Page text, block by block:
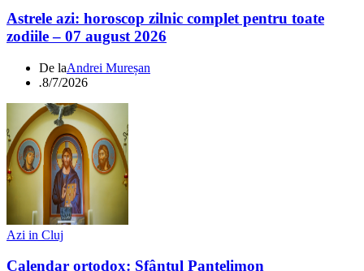
Astrele azi: horoscop zilnic complet pentru toate
zodiile – 07 august 2026
De laAndrei Mureșan
.8/7/2026
Azi in Cluj
Calendar ortodox: Sfântul Pantelimon